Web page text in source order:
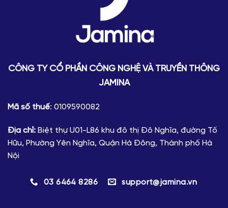
CÔNG TY CỔ PHẦN CÔNG NGHỆ VÀ TRUYỀN THÔNG
JAMINA
Mã số thuế: 0109590082
Địa chỉ: Biệt thự U01-L86 khu đô thị Đô Nghĩa, đường Tố
Hữu, Phường Yên Nghĩa, Quận Hà Đông, Thành phố Hà
Nội
03 6464 8286 support@jamina.vn